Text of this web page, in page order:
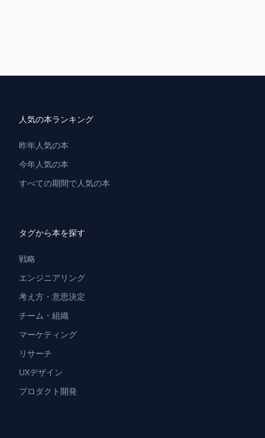
人気の本ランキング
昨年人気の本
今年人気の本
すべての期間で人気の本
タグから本を探す
戦略
エンジニアリング
考え方・意思決定
チーム・組織
マーケティング
リサーチ
UXデザイン
プロダクト開発